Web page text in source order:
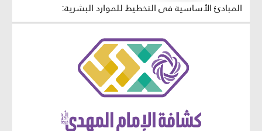
المبادئ الأساسية في التخطيط للموارد البشرية: